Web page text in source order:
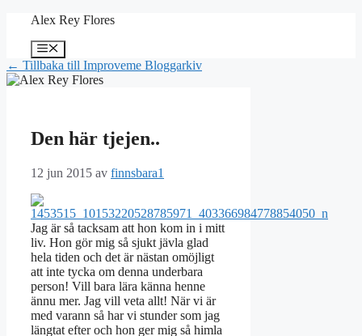
Hoppa
innehåll
Alex Rey Flores
Meny
← Tillbaka till Improveme Bloggarkiv
Den här tjejen..
12 jun 2015 av finnsbara1
Jag är så tacksam att hon kom in i mitt
liv. Hon gör mig så sjukt jävla glad
hela tiden och det är nästan omöjligt
att inte tycka om denna underbara
person! Vill bara lära känna henne
ännu mer. Jag vill veta allt! När vi är
med varann så har vi stunder som jag
längtat efter och hon ger mig så himla